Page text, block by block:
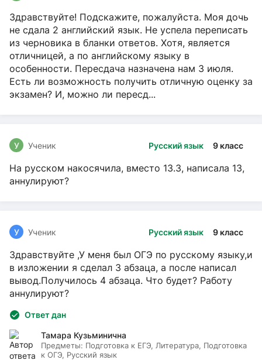
Здравствуйте! Подскажите, пожалуйста. Моя дочь
не сдала 2 английский язык. Не успела переписать
из черновика в бланки ответов. Хотя, является
отличницей, а по английскому языку в
особенности. Пересдача назначена нам 3 июля.
Есть ли возможность получить отличную оценку за
экзамен? И, можно ли пересд...
Русский язык 9 класс
У Ученик
На русском накосячила, вместо 13.3, написала 13,
аннулируют?
Русский язык 9 класс
У Ученик
Здравствуйте ,У меня был ОГЭ по русскому языку,и
в изложении я сделал 3 абзаца, а после написал
вывод.Получилось 4 абзаца. Что будет? Работу
аннулируют?
Ответ дан
Тамара Кузьминична
Предметы: Подготовка к ЕГЭ, Литература, Подготовка
к ОГЭ, Русский язык